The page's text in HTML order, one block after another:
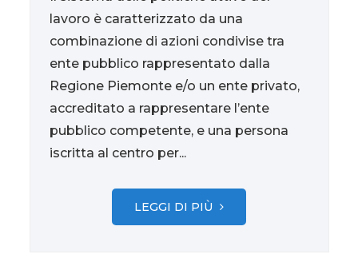
lavoro è caratterizzato da una
combinazione di azioni condivise tra
ente pubblico rappresentato dalla
Regione Piemonte e/o un ente privato,
accreditato a rappresentare l’ente
pubblico competente, e una persona
iscritta al centro per...
LEGGI DI PIÙ